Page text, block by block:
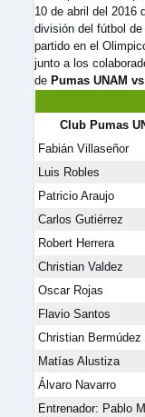
10 de abril del 2016
división del fútbol
partido en el
junto a los
de Pumas UNAM
Club Pumas
Fabián Villaseñor
Luis Robles
Patricio Araujo
Carlos Gutiérrez
Robert Herrera
Christian Valdez
Oscar Rojas
Flavio Santos
Christian Bermúdez
Matías Alustiza
Álvaro Navarro
Entrenador: Pablo